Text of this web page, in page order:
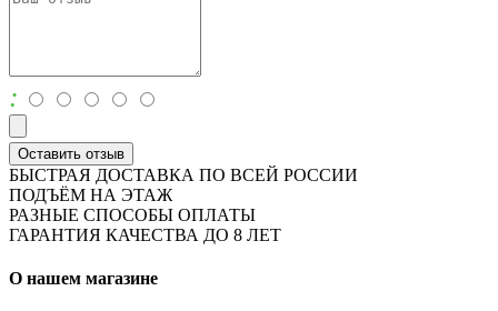
:
Оставить отзыв
БЫСТРАЯ ДОСТАВКА ПО ВСЕЙ РОССИИ
ПОДЪЁМ НА ЭТАЖ
РАЗНЫЕ СПОСОБЫ ОПЛАТЫ
ГАРАНТИЯ КАЧЕСТВА ДО 8 ЛЕТ
О нашем магазине